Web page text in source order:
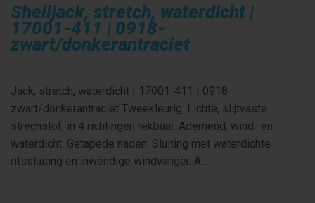
Shelljack, stretch, waterdicht |
17001-411 | 0918-
zwart/donkerantraciet
Jack, stretch, waterdicht | 17001-411 | 0918-
zwart/donkerantraciet Tweekleurig. Lichte, slijtvaste
strechstof, in 4 richtingen rekbaar. Ademend, wind- en
waterdicht. Getapede naden. Sluiting met waterdichte
ritssluiting en inwendige windvanger. A...